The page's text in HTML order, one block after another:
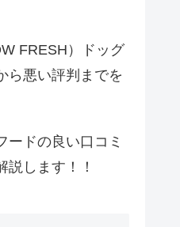
FRESH）ドッグ
ら悪い評判までを
ードの良い口コミ
説します！！